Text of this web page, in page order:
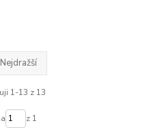
Nejdražší
1-13 z 13
z 1